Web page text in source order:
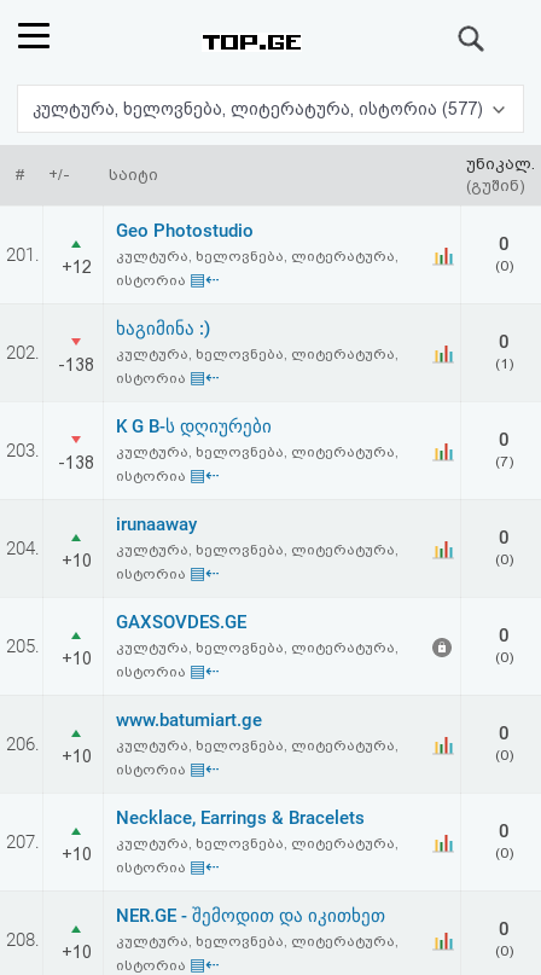
რეიტინგი
(მთავარი)
ფოსტა
კითხვა-
ავტორიზაცია
რეგისტრაცია
პაროლის
აღდგენა
კოდი
სალიცენზიო
შეთანხმება
პასუხისმგებლობის
უარყოფა
კულტურა, ხელოვნება, ლიტერატურა, ისტორია (577)
# +/- საიტი
უნიკალ.
(გუშინ)
201.
+12
Geo Photostudio
კულტურა, ხელოვნება, ლიტერატურა,
ისტორია ▤⇠
0
(0)
202.
-138
ხაგიმინა :)
კულტურა, ხელოვნება, ლიტერატურა,
ისტორია ▤⇠
0
(1)
203.
-138
K G B-ს დღიურები
კულტურა, ხელოვნება, ლიტერატურა,
ისტორია ▤⇠
0
(7)
204.
+10
irunaaway
კულტურა, ხელოვნება, ლიტერატურა,
ისტორია ▤⇠
0
(0)
205.
+10
GAXSOVDES.GE
კულტურა, ხელოვნება, ლიტერატურა,
ისტორია ▤⇠
0
(0)
206.
+10
www.batumiart.ge
კულტურა, ხელოვნება, ლიტერატურა,
ისტორია ▤⇠
0
(0)
207.
+10
Necklace, Earrings & Bracelets
კულტურა, ხელოვნება, ლიტერატურა,
ისტორია ▤⇠
0
(0)
208.
+10
NER.GE - შემოდით და იკითხეთ
კულტურა, ხელოვნება, ლიტერატურა,
ისტორია ▤⇠
0
(0)